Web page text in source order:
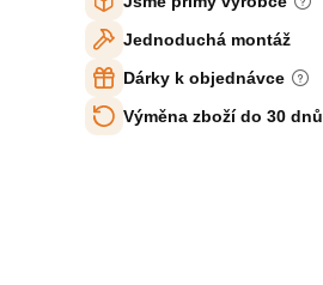
Jednoduchá montáž
Dárky k objednávce
Výměna zboží do 30 dnů